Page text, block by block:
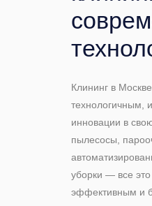
Клининг в
технологичным,
инновации в
пылесосы,
уборки — все
эффективным и